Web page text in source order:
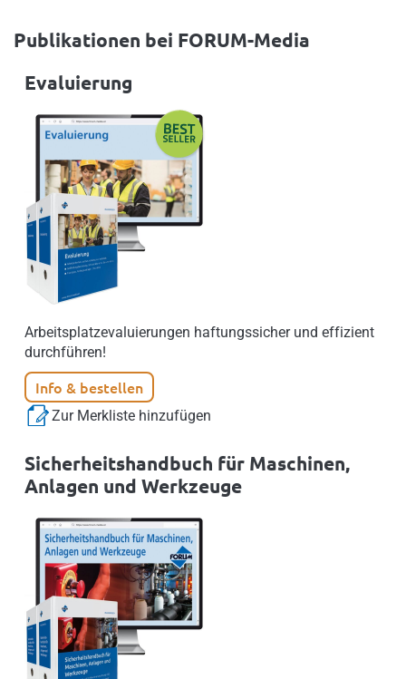
Publikationen bei FORUM-Media
Evaluierung
Arbeitsplatzevaluierungen haftungssicher und effizient
durchführen!
Info & bestellen
Zur Merkliste hinzufügen
Sicherheitshandbuch für Maschinen,
Anlagen und Werkzeuge